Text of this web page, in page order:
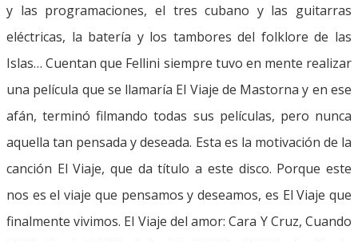
y las programaciones, el tres cubano y las guitarras
eléctricas, la batería y los tambores del folklore de las
Islas… Cuentan que Fellini siempre tuvo en mente realizar
una película que se llamaría El Viaje de Mastorna y en ese
afán, terminó filmando todas sus películas, pero nunca
aquella tan pensada y deseada. Esta es la motivación de la
canción El Viaje, que da título a este disco. Porque este
nos es el viaje que pensamos y deseamos, es El Viaje que
finalmente vivimos. El Viaje del amor: Cara Y Cruz, Cuando